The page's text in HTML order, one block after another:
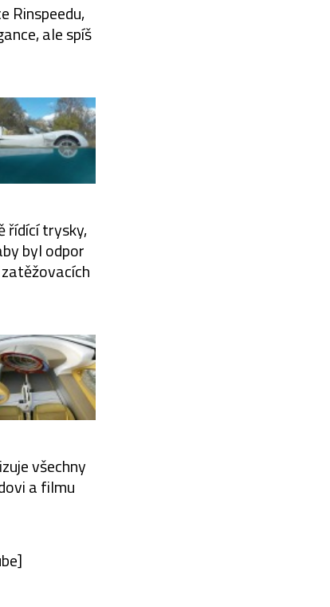
Rinspeedu,
ale spíš
řídící trysky,
byl odpor
všechny
a filmu